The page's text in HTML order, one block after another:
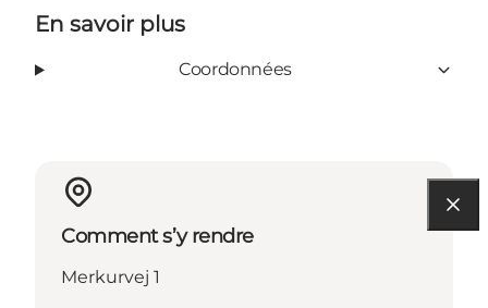
En savoir plus
Coordonnées
Comment s’y rendre
Merkurvej 1